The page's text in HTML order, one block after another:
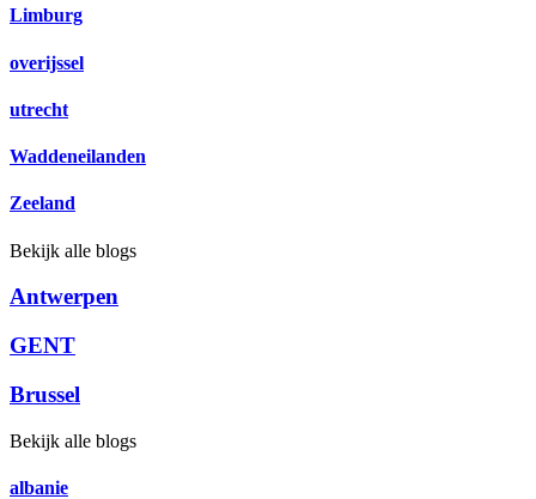
Limburg
overijssel
utrecht
Waddeneilanden
Zeeland
Bekijk alle blogs
Antwerpen
GENT
Brussel
Bekijk alle blogs
albanie